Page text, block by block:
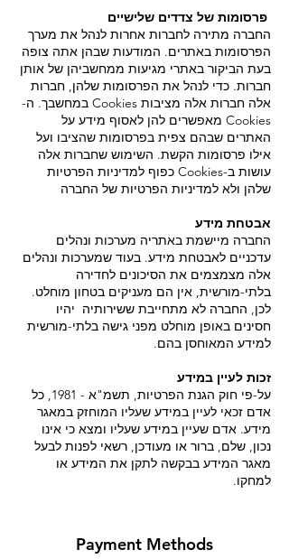
פרסומות של צדדים שלישיים
החברה מתירה לחברות אחרות לנהל את מערך
הפרסומות באתרים. המודעות שבהן אתה צופה
בעת הביקור באתרי מגיעות ממחשביהן של אותן
חברות. כדי לנהל את הפרסומות שלהן, חברות
אלה חברות אלה מציבות Cookies במחשבך. ה-
Cookies מאפשרים להן לאסוף מידע על
האתרים שבהם צפית בפרסומות שהציבו ועל
אילו פרסומות הקשת. השימוש שחברות אלה
עושות ב-Cookies כפוף למדיניות הפרטיות
שלהן ולא למדיניות הפרטיות של החברה
אבטחת מידע
החברה מיישמת באתריה מערכות ונהלים
עדכניים לאבטחת מידע. בעוד שמערכות ונהלים
אלה מצמצמים את הסיכונים לחדירה
בלתי-מורשית, אין הם מעניקים בטחון מוחלט.
לכן, החברה לא מתחייבת ששירותיה יהיו
חסינים באופן מוחלט מפני גישה בלתי-מורשית
למידע המאוחסן בהם.
זכות לעיין במידע
על-פי חוק הגנת הפרטיות, תשמ"א - 1981, כל
אדם זכאי לעיין במידע שעליו המוחזק במאגר
מידע. אדם שעיין במידע שעליו ומצא כי אינו
נכון, שלם, ברור או מעודכן, רשאי לפנות לבעל
מאגר המידע בבקשה לתקן את המידע או
למחקו.
Payment Methods